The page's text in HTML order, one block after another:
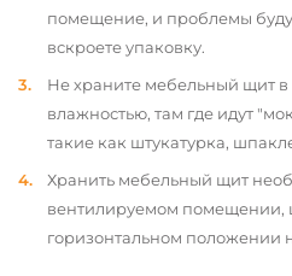
помещение, и проблемы
вскроете упаковку.
Не храните мебельный щит
влажностью, там где идут
такие как штукатурка,
Хранить мебельный щит
вентилируемом помещении,
горизонтальном положении